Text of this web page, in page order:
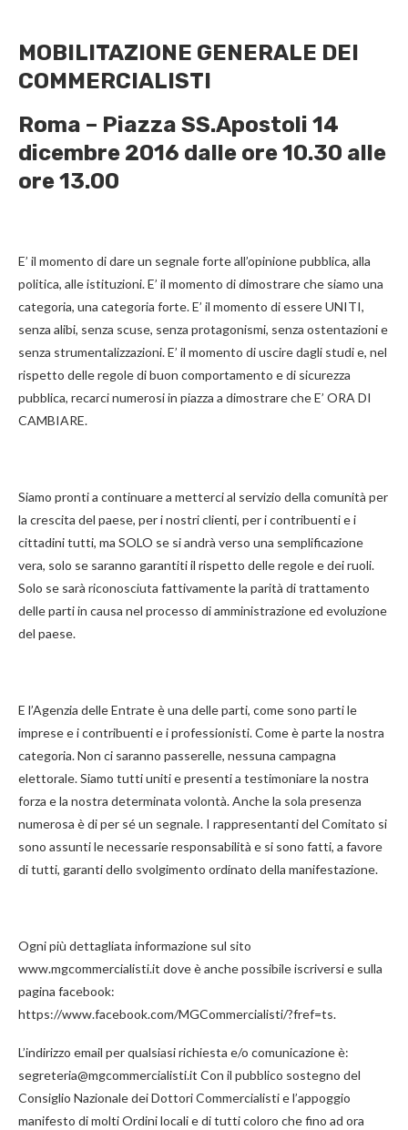
MOBILITAZIONE GENERALE DEI
COMMERCIALISTI
Roma – Piazza SS.Apostoli 14
dicembre 2016 dalle ore 10.30 alle
ore 13.00
E’ il momento di dare un segnale forte all’opinione pubblica, alla
politica, alle istituzioni. E’ il momento di dimostrare che siamo una
categoria, una categoria forte. E’ il momento di essere UNITI,
senza alibi, senza scuse, senza protagonismi, senza ostentazioni e
senza strumentalizzazioni. E’ il momento di uscire dagli studi e, nel
rispetto delle regole di buon comportamento e di sicurezza
pubblica, recarci numerosi in piazza a dimostrare che E’ ORA DI
CAMBIARE.
Siamo pronti a continuare a metterci al servizio della comunità per
la crescita del paese, per i nostri clienti, per i contribuenti e i
cittadini tutti, ma SOLO se si andrà verso una semplificazione
vera, solo se saranno garantiti il rispetto delle regole e dei ruoli.
Solo se sarà riconosciuta fattivamente la parità di trattamento
delle parti in causa nel processo di amministrazione ed evoluzione
del paese.
E l’Agenzia delle Entrate è una delle parti, come sono parti le
imprese e i contribuenti e i professionisti. Come è parte la nostra
categoria. Non ci saranno passerelle, nessuna campagna
elettorale. Siamo tutti uniti e presenti a testimoniare la nostra
forza e la nostra determinata volontà. Anche la sola presenza
numerosa è di per sé un segnale. I rappresentanti del Comitato si
sono assunti le necessarie responsabilità e si sono fatti, a favore
di tutti, garanti dello svolgimento ordinato della manifestazione.
Ogni più dettagliata informazione sul sito
www.mgcommercialisti.it dove è anche possibile iscriversi e sulla
pagina facebook:
https://www.facebook.com/MGCommercialisti/?fref=ts.
L’indirizzo email per qualsiasi richiesta e/o comunicazione è:
segreteria@mgcommercialisti.it Con il pubblico sostegno del
Consiglio Nazionale dei Dottori Commercialisti e l’appoggio
manifesto di molti Ordini locali e di tutti coloro che fino ad ora